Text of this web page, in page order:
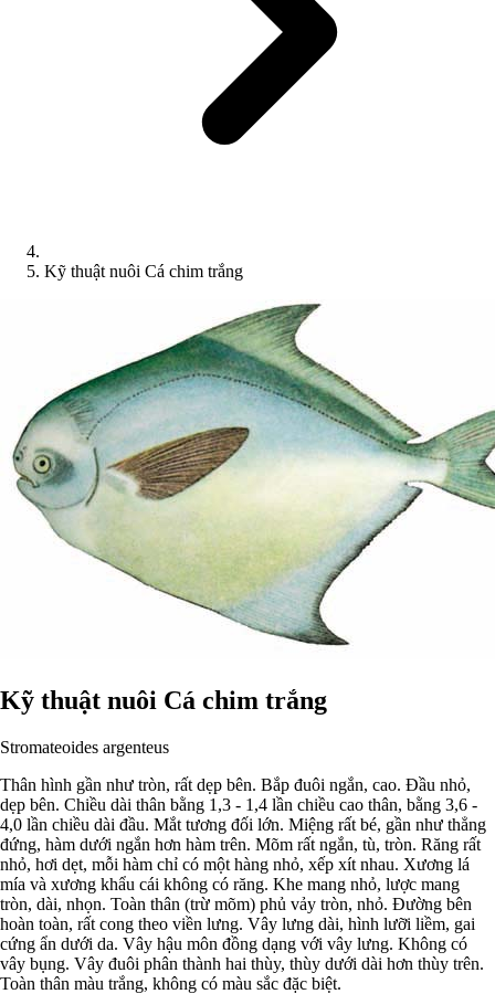
Kỹ thuật nuôi Cá chim trắng
Kỹ thuật nuôi Cá chim trắng
Stromateoides argenteus
Thân hình gần như tròn, rất dẹp bên. Bắp đuôi ngắn, cao. Đầu nhỏ,
dẹp bên. Chiều dài thân bằng 1,3 - 1,4 lần chiều cao thân, bằng 3,6 -
4,0 lần chiều dài đầu. Mắt tương đối lớn. Miệng rất bé, gần như thẳng
đứng, hàm dưới ngắn hơn hàm trên. Mõm rất ngắn, tù, tròn. Răng rất
nhỏ, hơi dẹt, mỗi hàm chỉ có một hàng nhỏ, xếp xít nhau. Xương lá
mía và xương khẩu cái không có răng. Khe mang nhỏ, lược mang
tròn, dài, nhọn. Toàn thân (trừ mõm) phủ vảy tròn, nhỏ. Đường bên
hoàn toàn, rất cong theo viền lưng. Vây lưng dài, hình lưỡi liềm, gai
cứng ẩn dưới da. Vây hậu môn đồng dạng với vây lưng. Không có
vây bụng. Vây đuôi phân thành hai thùy, thùy dưới dài hơn thùy trên.
Toàn thân màu trắng, không có màu sắc đặc biệt.